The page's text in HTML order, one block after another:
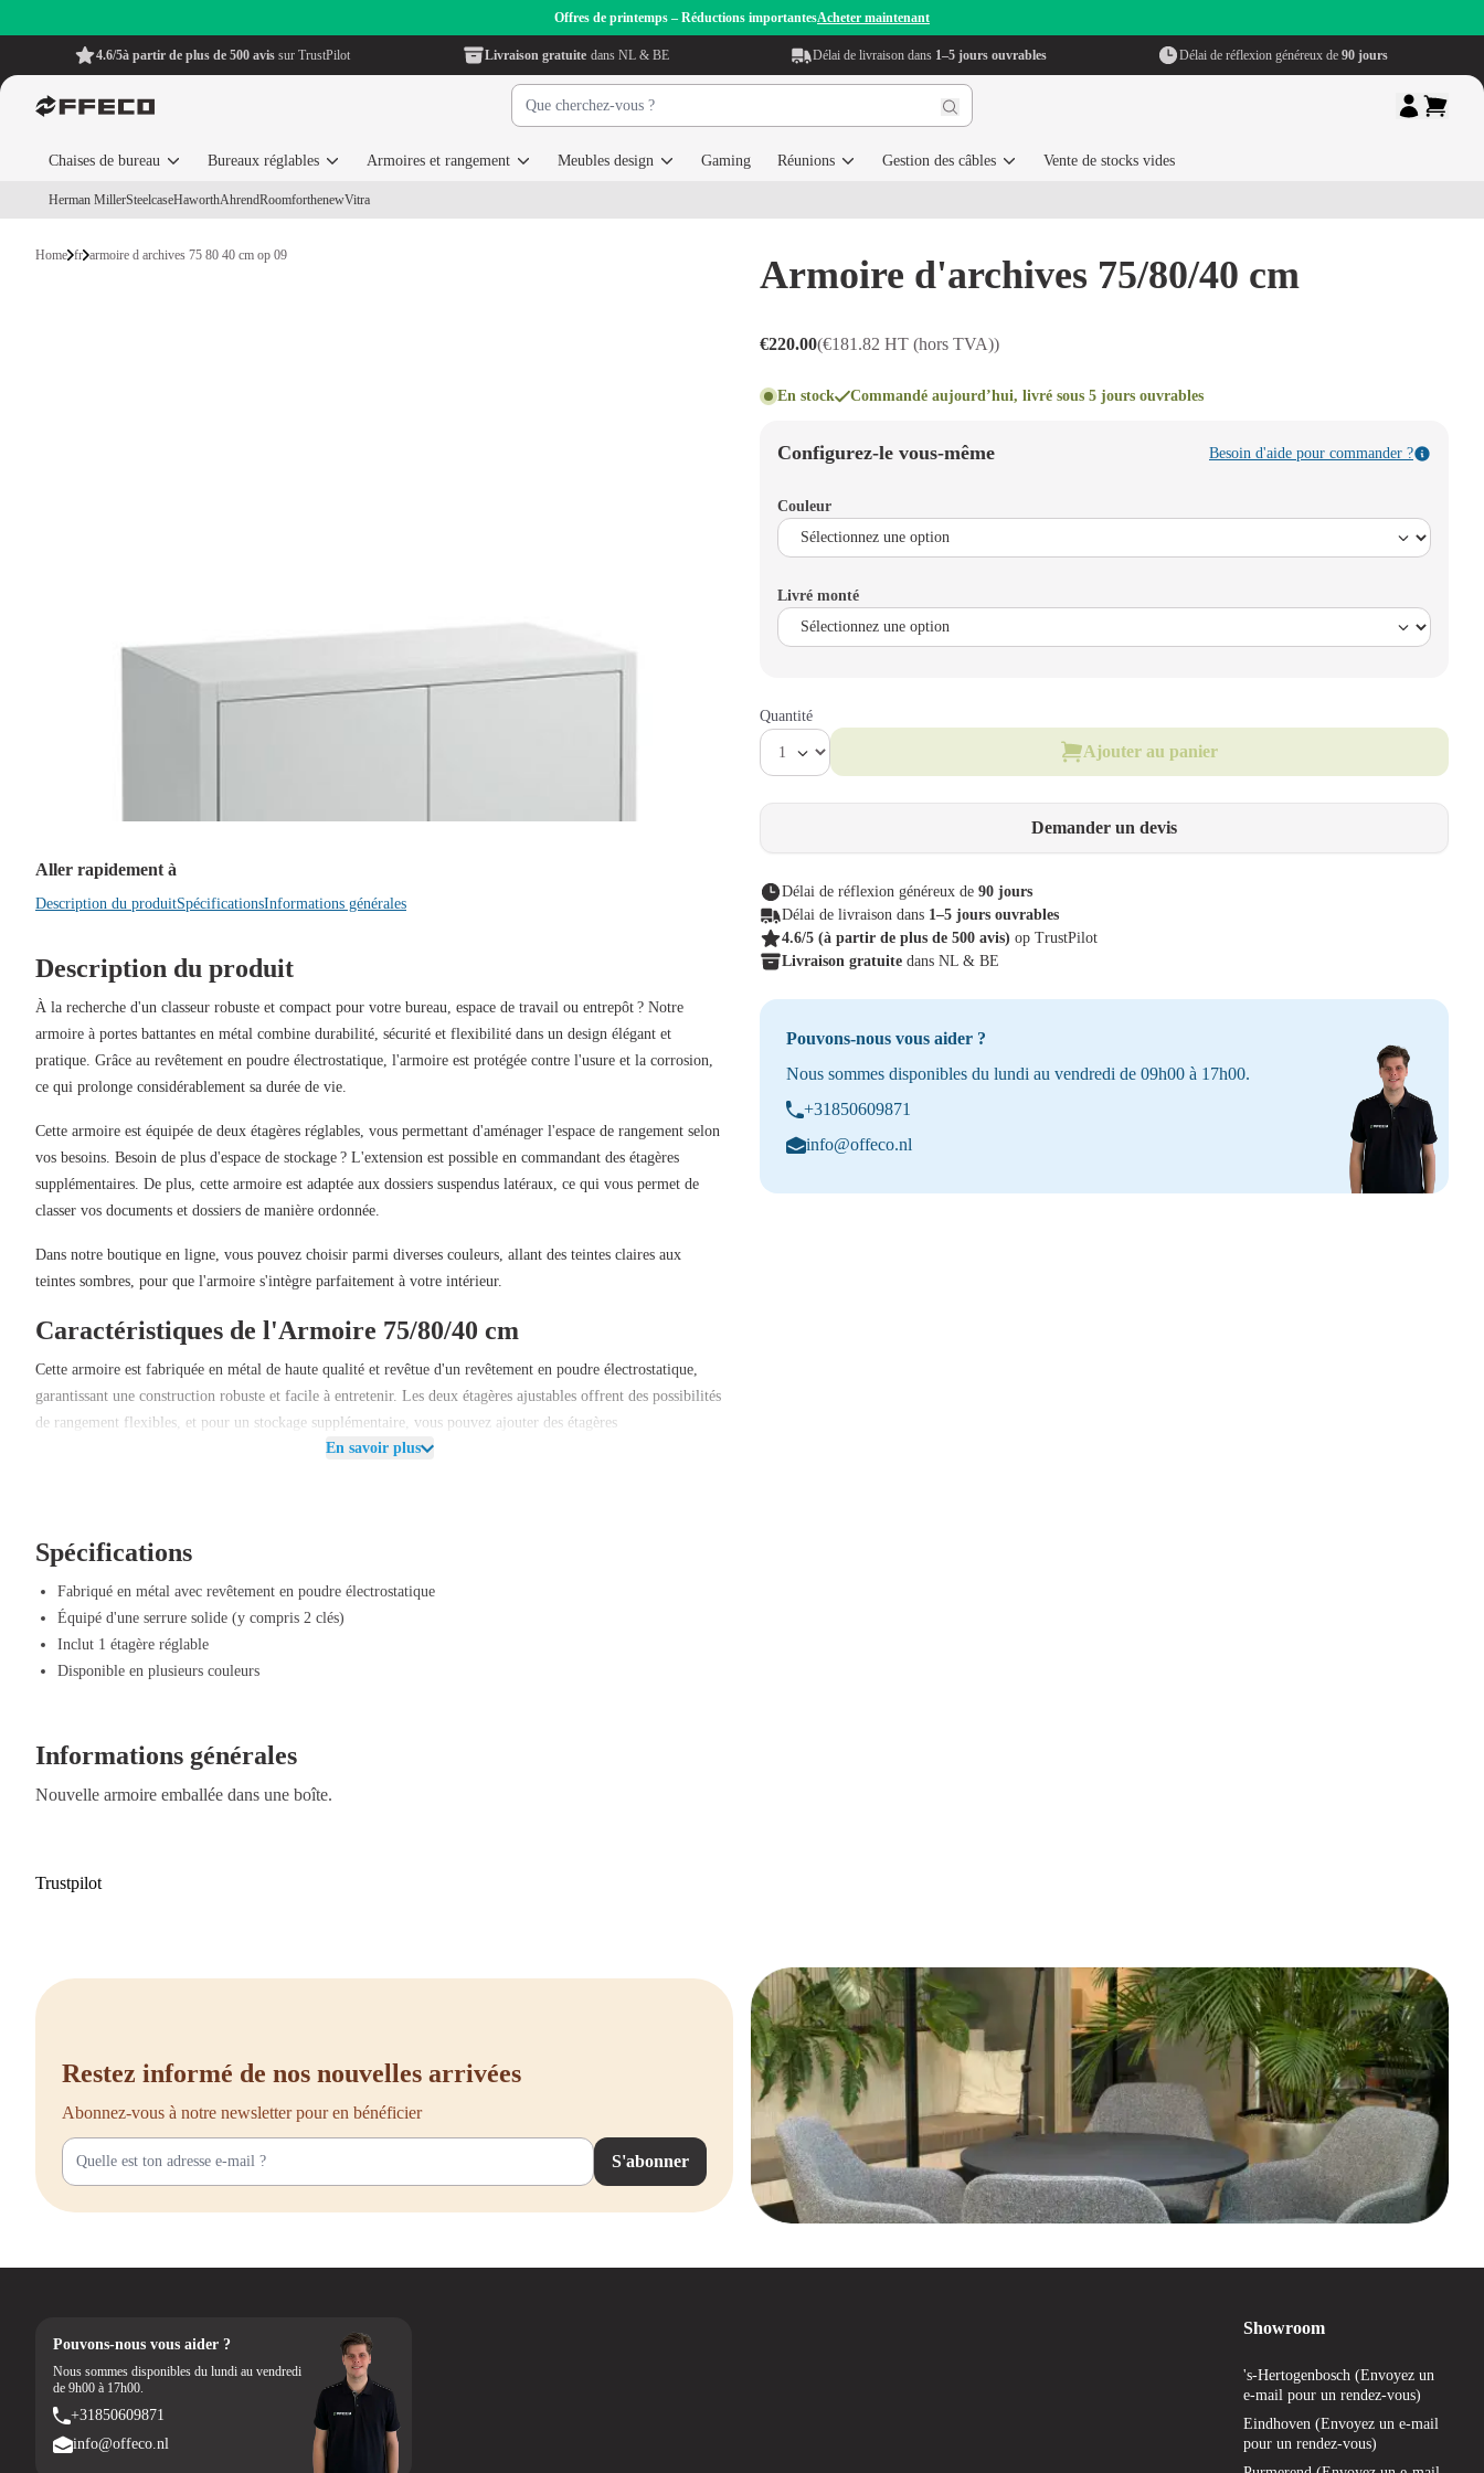
Offres de printemps – Réductions importantesAcheter maintenant
4.6/5à partir de plus de 500 avis sur TrustPilot Livraison gratuite dans NL & BE Délai de livraison dans 1–5 jours ouvrables Délai de réflexion généreux de 90 jours
Chaises de bureau Bureaux réglables Armoires et rangement Meubles design Gaming Réunions Gestion des câbles Vente de stocks vides
Herman MillerSteelcaseHaworthAhrendRoomforthenewVitra
Home fr armoire d archives 75 80 40 cm op 09 Armoire d'archives 75/80/40 cm
€220.00(€181.82 HT (hors TVA))
En stock Commandé aujourd’hui, livré sous 5 jours ouvrables
Configurez-le vous-même Besoin d'aide pour commander ?
Couleur
Livré monté
Quantité
Ajouter au panier
Demander un devis
Délai de réflexion généreux de 90 jours
Délai de livraison dans 1–5 jours ouvrables
4.6/5 (à partir de plus de 500 avis) op TrustPilot
Livraison gratuite dans NL & BE
Pouvons-nous vous aider ?
Nous sommes disponibles du lundi au vendredi de 09h00 à 17h00.
+31850609871
info@offeco.nl
Aller rapidement à
Description du produitSpécificationsInformations générales
Description du produit
À la recherche d'un classeur robuste et compact pour votre bureau, espace de travail ou entrepôt ? Notre
armoire à portes battantes en métal combine durabilité, sécurité et flexibilité dans un design élégant et
pratique. Grâce au revêtement en poudre électrostatique, l'armoire est protégée contre l'usure et la corrosion,
ce qui prolonge considérablement sa durée de vie.
Cette armoire est équipée de deux étagères réglables, vous permettant d'aménager l'espace de rangement selon
vos besoins. Besoin de plus d'espace de stockage ? L'extension est possible en commandant des étagères
supplémentaires. De plus, cette armoire est adaptée aux dossiers suspendus latéraux, ce qui vous permet de
classer vos documents et dossiers de manière ordonnée.
Dans notre boutique en ligne, vous pouvez choisir parmi diverses couleurs, allant des teintes claires aux
teintes sombres, pour que l'armoire s'intègre parfaitement à votre intérieur.
Caractéristiques de l'Armoire 75/80/40 cm
Cette armoire est fabriquée en métal de haute qualité et revêtue d'un revêtement en poudre électrostatique,
garantissant une construction robuste et facile à entretenir. Les deux étagères ajustables offrent des possibilités
de rangement flexibles, et pour un stockage supplémentaire, vous pouvez ajouter des étagères
Avantages de l'Armoire 75/80/40 cm
Durable et résistant à l'usure – Le revêtement en poudre électrostatique protège contre l'usure et la
corrosion.
Compacte et pratique – Idéale pour les petits bureaux et espaces de stockage.
Sécurisé – Équipée d'une serrure Ronis et de deux clés.
En savoir plus
Spécifications
Fabriqué en métal avec revêtement en poudre électrostatique
Équipé d'une serrure solide (y compris 2 clés)
Inclut 1 étagère réglable
Disponible en plusieurs couleurs
Informations générales
Nouvelle armoire emballée dans une boîte.
Trustpilot
Restez informé de nos nouvelles arrivées
Abonnez-vous à notre newsletter pour en bénéficier
S'abonner
Pouvons-nous vous aider ?
Nous sommes disponibles du lundi au vendredi
de 9h00 à 17h00.
+31850609871
info@offeco.nl
Showroom
's-Hertogenbosch (Envoyez un
e-mail pour un rendez-vous)
Eindhoven (Envoyez un e-mail
pour un rendez-vous)